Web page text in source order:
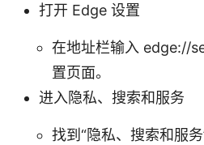
打开 Edge 设置
在地址栏输入 edge://
置页面。
进入隐私、搜索和服务
找到“隐私、搜索和服